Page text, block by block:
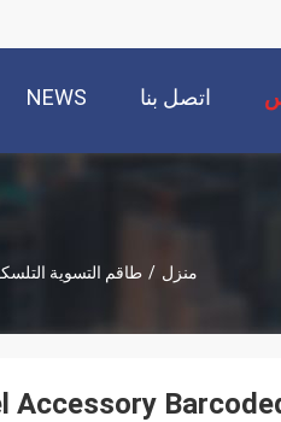
NEWS اتصل بنا
منزل / طاقم التسوية
Accessory